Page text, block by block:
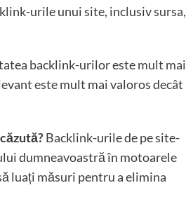
urile unui site, inclusiv sursa,
backlink-urilor este mult mai
este mult mai valoros decât
Backlink-urile de pe site-
dumneavoastră în motoarele
luați măsuri pentru a elimina